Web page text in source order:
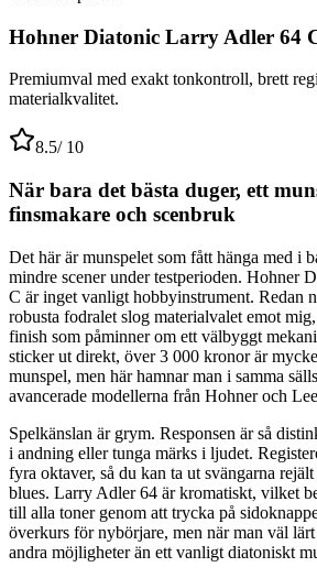
Hohner Diatonic Larry Adler 64
Premiumval med exakt tonkontroll, brett
materialkvalitet.
8.5/ 10
När bara det bästa duger, ett
finsmakare och scenbruk
Det här är munspelet som fått hänga med i
mindre scener under testperioden. Hohner
C är inget vanligt hobbyinstrument. Redan
robusta fodralet slog materialvalet emot
finish som påminner om ett välbyggt
sticker ut direkt, över 3 000 kronor är
munspel, men här hamnar man i samma
avancerade modellerna från Hohner och
Spelkänslan är grym. Responsen är så
i andning eller tunga märks i ljudet.
fyra oktaver, så du kan ta ut svängarna
blues. Larry Adler 64 är kromatiskt, vilket
till alla toner genom att trycka på
överkurs för nybörjare, men när man väl
andra möjligheter än ett vanligt diatoniskt